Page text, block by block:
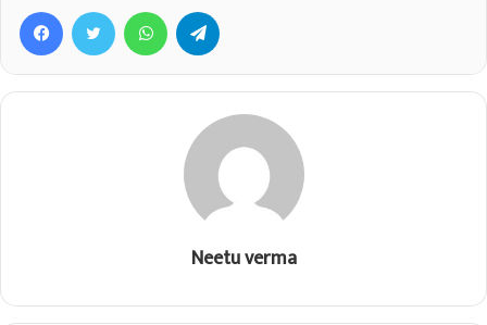
FacebookTwitter WhatsApp
Neetu verma